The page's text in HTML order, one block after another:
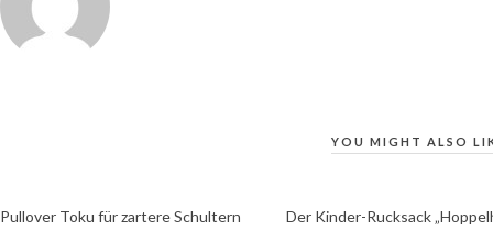
YOU MIGHT ALSO
Pullover Toku für zartere Schultern Der Kinder-Rucksack